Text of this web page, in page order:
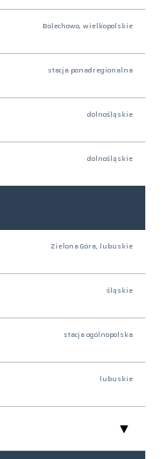
Bolechowo, wielkopolskie
stacja ponadregionalna
dolnośląskie
dolnośląskie
Zielona Góra, lubuskie
śląskie
stacja ogólnopolska
lubuskie